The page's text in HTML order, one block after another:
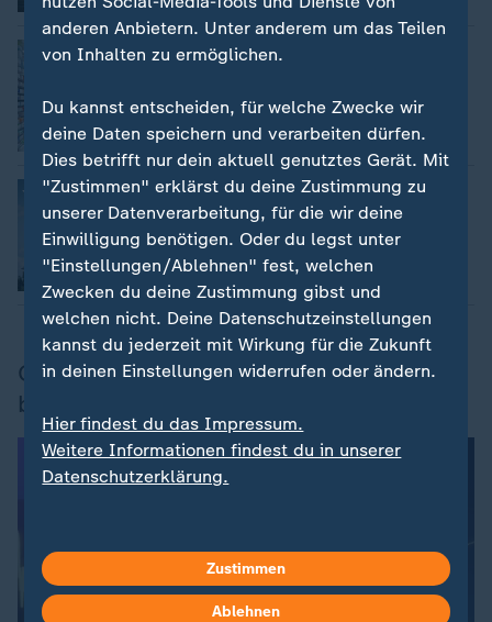
Handel und Versorgung mit Arznei
Deutsche Pharmaindustrie: Sorge vor
von Frank Bethmann
Dilemma unterm Bayer-Kreuz
: Der wankende Gigant
von Klaus Weber
mit Video
Glyphosat: Klage, Krise, Kursverluste
bei Bayer
anderen Anbietern. Unter anderem um das Teilen
von Inhalten zu ermöglichen.
Du kannst entscheiden, für welche Zwecke wir
deine Daten speichern und verarbeiten dürfen.
Dies betrifft nur dein aktuell genutztes Gerät. Mit
"Zustimmen" erklärst du deine Zustimmung zu
unserer Datenverarbeitung, für die wir deine
Einwilligung benötigen. Oder du legst unter
"Einstellungen/Ablehnen" fest, welchen
Zwecken du deine Zustimmung gibst und
welchen nicht. Deine Datenschutzeinstellungen
kannst du jederzeit mit Wirkung für die Zukunft
in deinen Einstellungen widerrufen oder ändern.
Hier findest du das Impressum.
Weitere Informationen findest du in unserer
Datenschutzerklärung.
Zustimmen
Ablehnen